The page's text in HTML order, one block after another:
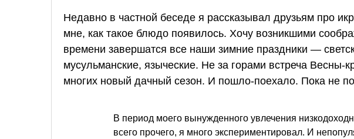
Недавно в частной беседе я рассказывал друзьям про
мне, как такое блюдо появилось. Хочу возникшими
времени завершатся все наши зимние праздники —
мусульманские, языческие. Не за горами встреча Весны-
многих новый дачный сезон. И пошло-поехало. Пока не
В период моего вынужденного увлечения
всего прочего, я много экспериментировал. И